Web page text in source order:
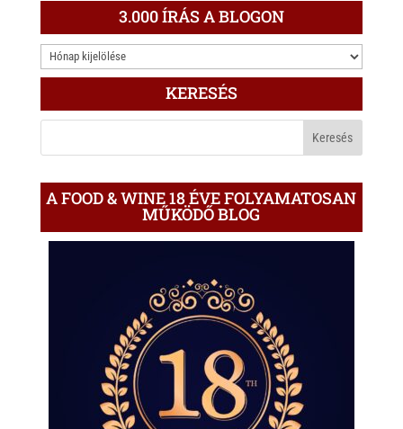
3.000 ÍRÁS A BLOGON
3.000
ÍRÁS
BLOGON
KERESÉS
A FOOD & WINE 18 ÉVE FOLYAMATOSAN
MŰKÖDŐ BLOG